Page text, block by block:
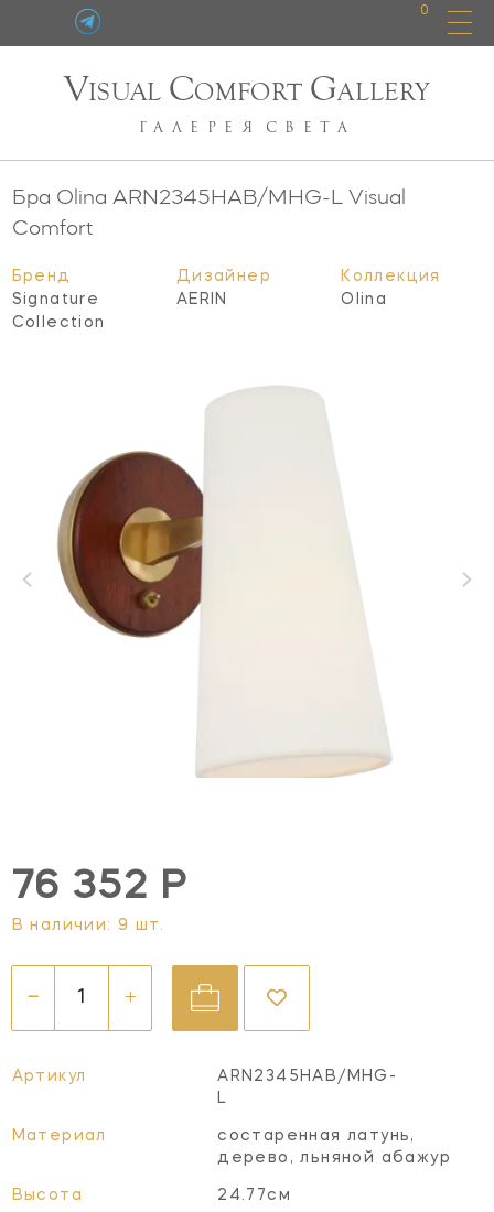
0
VISUAL COMFORT GALLERY
ГАЛЕРЕЯ СВЕТА
Бра Olina ARN2345HAB/MHG-L
Visual
Comfort
Бренд
Signature
Collection
Дизайнер
AERIN
Коллекция
Olina
76 352 Р
В наличии: 9 шт.
Артикул
ARN2345HAB/MHG-
L
Материал
состаренная латунь,
дерево, льняной абажур
Высота 24.77см